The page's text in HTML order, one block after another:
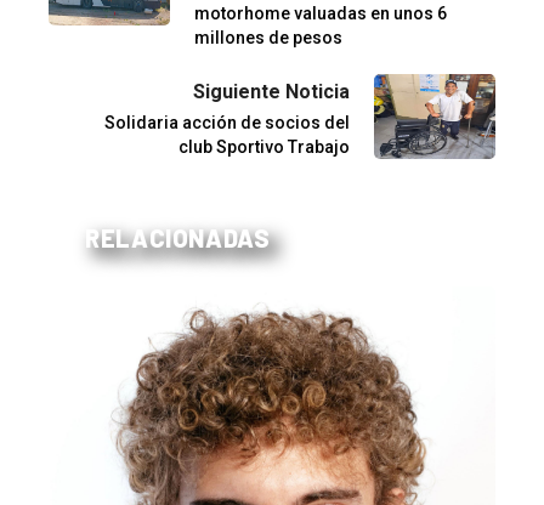
motorhome valuadas en unos 6
millones de pesos
Siguiente Noticia
Solidaria acción de socios del
club Sportivo Trabajo
RELACIONADAS